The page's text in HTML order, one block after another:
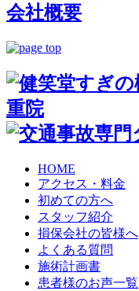
会社概要
HOME
アクセス・料金
初めての方へ
スタッフ紹介
損保会社の皆様へ
よくある質問
施術計画書
患者様のお声一覧